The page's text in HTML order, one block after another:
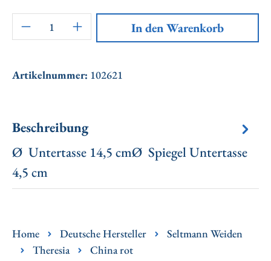
Artikel Anzahl: Gib den gewünschten
In den Warenkorb
Artikelnummer: 102621
Beschreibung
Ø Untertasse 14,5 cmØ Spiegel Untertasse
4,5 cm
Home Deutsche Hersteller
Seltmann Weiden
Theresia
China rot